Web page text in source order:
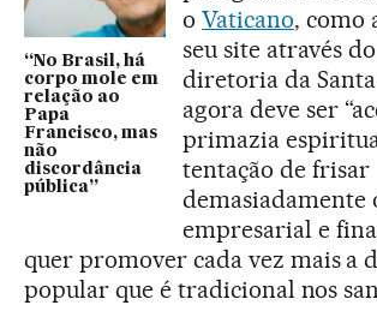
“No Brasil, há
corpo mole em
relação ao
Papa
Francisco, mas
não
discordância
pública”
o Vaticano, como
seu site através
diretoria da Santa
agora deve ser
primazia
tentação de frisar
demasiadamente
empresarial e
quer promover cada vez mais a
popular que é tradicional nos